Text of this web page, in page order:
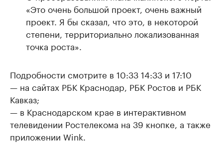
«Это очень большой проект, очень важный
проект. Я бы сказал, что это, в некоторой
степени, территориально локализованная
точка роста».
Подробности смотрите в 10:33 14:33 и 17:10
— на сайтах РБК Краснодар, РБК Ростов и РБК
Кавказ;
— в Краснодарском крае в интерактивном
телевидении Ростелекома на 39 кнопке, а также
приложении Wink.